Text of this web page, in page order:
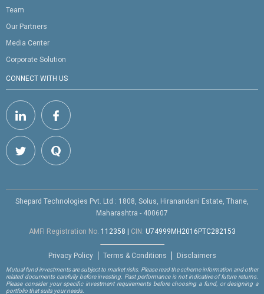
Team
Our Partners
Media Center
Corporate Solution
CONNECT WITH US
Shepard Technologies Pvt. Ltd : 1808, Solus, Hiranandani Estate, Thane,
Maharashtra - 400607
AMFI Registration No. 112358 CIN: U74999MH2016PTC282153
Privacy Policy Terms & Conditions Disclaimers
Mutual fund investments are subject to market risks. Please read the scheme information and other
related documents carefully before investing. Past performance is not indicative of future returns.
Please consider your specific investment requirements before choosing a fund, or designing a
portfolio that suits your needs.